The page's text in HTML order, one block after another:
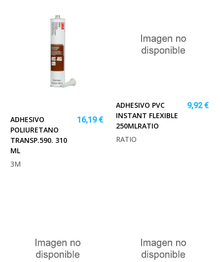
ADHESIVO
POLIURETANO
TRANSP.590. 310
ML
16,19 €
3M
ADHESIVO PVC
INSTANT FLEXIBLE
250MLRATIO
9,92 €
RATIO